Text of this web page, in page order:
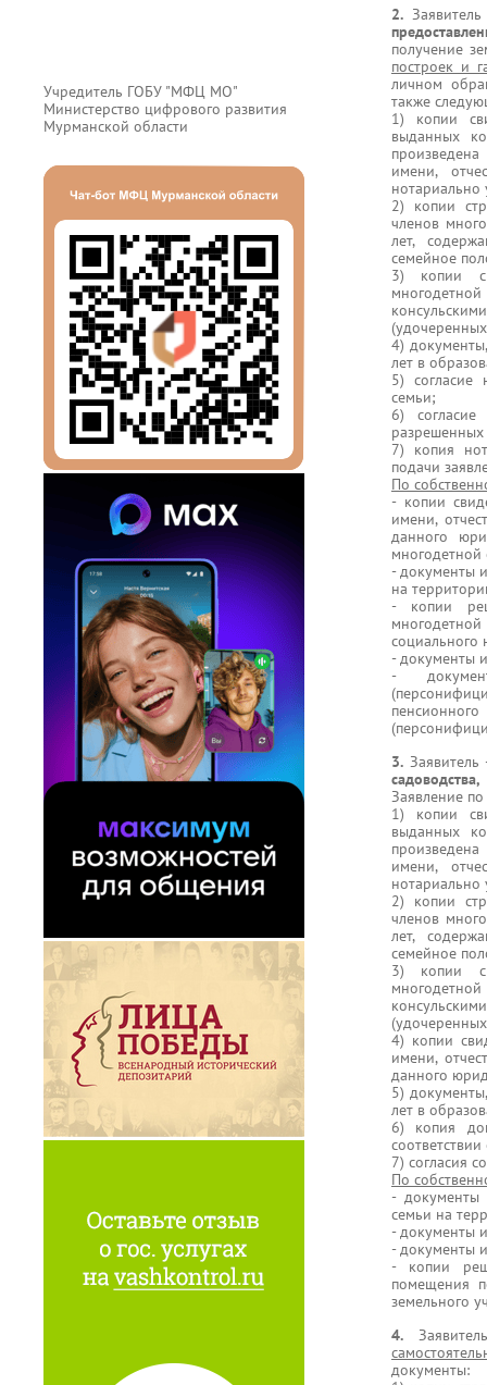
Учредитель ГОБУ "МФЦ МО"
Министерство цифрового развития
Мурманской области
2.
получение
построек и
личном
также
1) копии
выданных
имени,
нотариально
2) копии
членов
лет,
семейное
3) копии
4)
лет в
5) согласие
семьи;
6)
разрешенных
7) копия
подачи
По
- копии
имени,
данного
многодетной
- документы
на
- копии
социального
- документы
-
3.
Заявление
1) копии
выданных
имени,
нотариально
2) копии
членов
лет,
семейное
3) копии
4) копии
имени,
данного
5)
лет в
6) копия
7) согласия
По
- документы
семьи на
- документы
- документы
- копии
помещения
земельного
4.
документы: